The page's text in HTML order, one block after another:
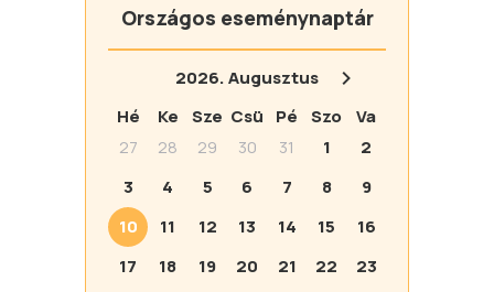
Országos eseménynaptár
2026.Augusztus
Hé
Ke Sze Csü Pé Szo
Va
27
28 29 30 31 1
2
3
4 5 6 7 8
9
10
11 12 13 14 15
16
17
18 19 20 21 22
23